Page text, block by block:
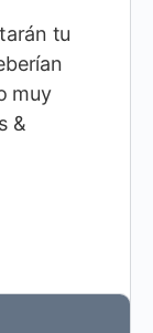
tu
muy
&